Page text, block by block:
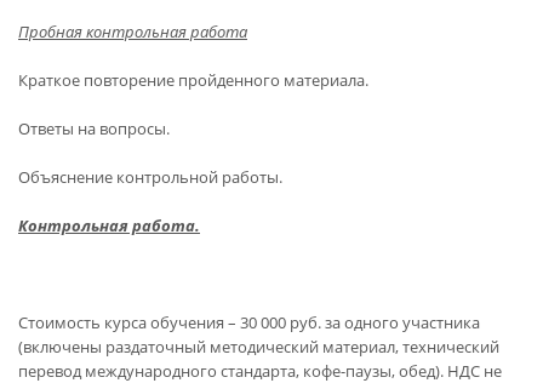
Пробная контрольная работа
Краткое повторение пройденного материала.
Ответы на вопросы.
Объяснение контрольной работы.
Контрольная работа.
Стоимость курса обучения – 30 000 руб. за одного участника
(включены раздаточный методический материал, технический
перевод международного стандарта, кофе-паузы, обед). НДС не